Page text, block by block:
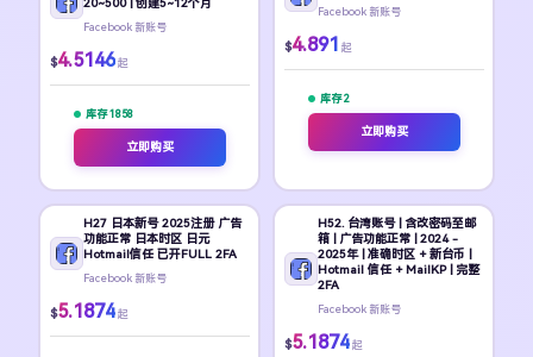
Facebook 新账号
$4.5146 起
库存 1858
立即购买
Facebook 新账号
$4.891 起
库存 2
立即购买
H27 日本新号 2025注册 广告
功能正常 日本时区 日元
Hotmail信任 已开FULL 2FA
Facebook 新账号
$5.1874 起
H52. 台湾账号 | 含改密码至邮
箱 | 广告功能正常 | 2024 -
2025年 | 准确时区 + 新台币 |
Hotmail 信任 + MailKP | 完整
2FA
Facebook 新账号
$5.1874 起